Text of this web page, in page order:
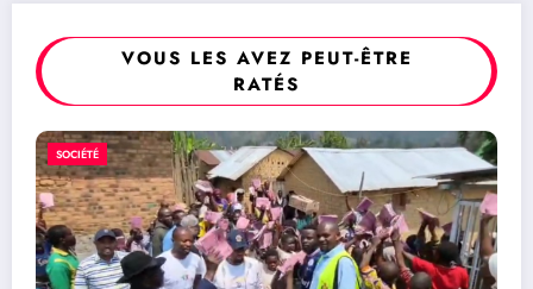
VOUS LES AVEZ PEUT-ÊTRE
RATÉS
POLITIQUE